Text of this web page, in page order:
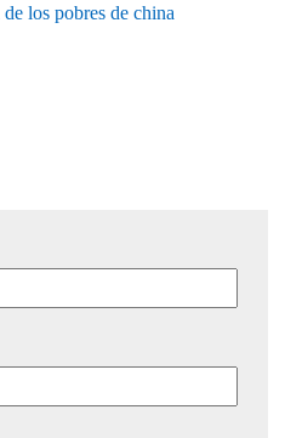
los pobres de china